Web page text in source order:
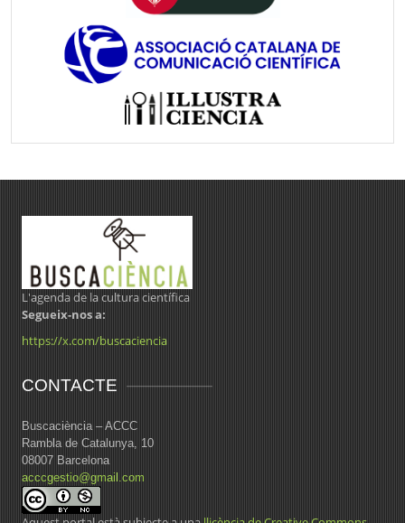
L'agenda de la cultura científica
Segueix-nos a:
https://x.com/buscaciencia
CONTACTE
Buscaciència – ACCC
Rambla de Catalunya, 10
08007 Barcelona
acccgestio@gmail.com